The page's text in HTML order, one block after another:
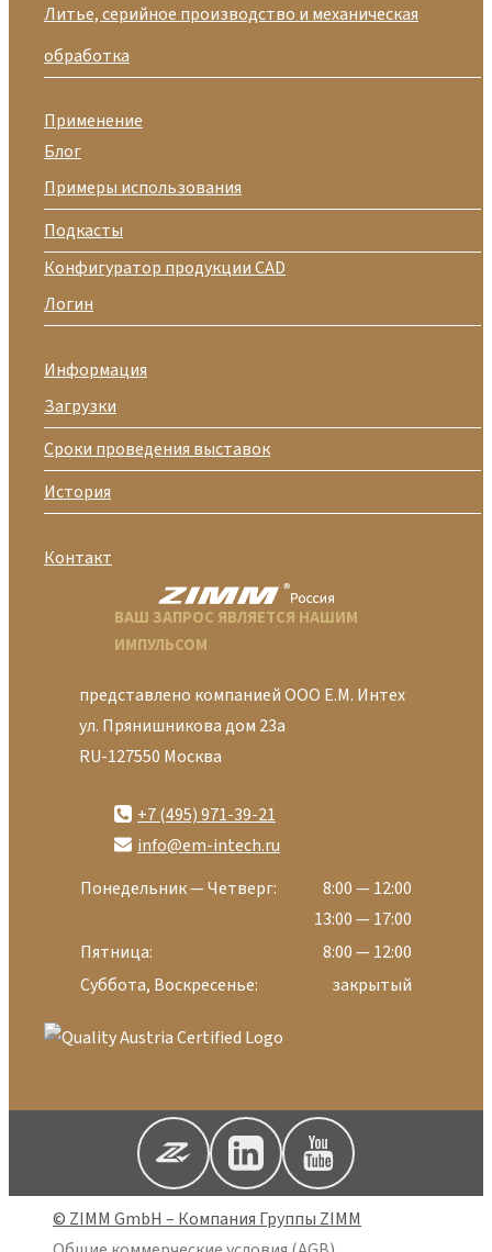
Литье, серийное производство и механическая
обработка
Применение
Блог
Примеры использования
Подкасты
Конфигуратор продукции CAD
Логин
Информация
Загрузки
Сроки проведения выставок
История
Контакт
ВАШ ЗАПРОС ЯВЛЯЕТСЯ НАШИМ
ИМПУЛЬСОМ
представлено компанией ООО Е.М. Интех
ул. Прянишникова дом 23а
RU-127550 Москва
+7 (495) 971-39-21
info@em-intech.ru
Понедельник — Четверг:
8:00 — 12:00
13:00 — 17:00
Пятница:
8:00 — 12:00
Суббота, Воскресенье:
закрытый
© ZIMM GmbH – Компания Группы ZIMM